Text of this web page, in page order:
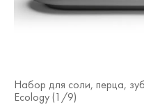
Набор для соли, перца,
Ecology (1 /9)